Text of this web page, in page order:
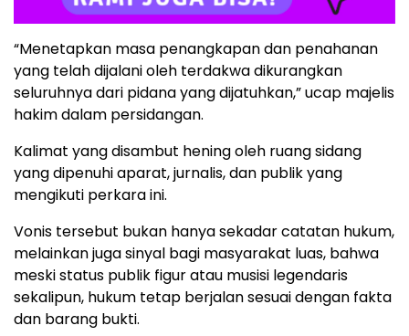
“Menetapkan masa penangkapan dan penahanan
yang telah dijalani oleh terdakwa dikurangkan
seluruhnya dari pidana yang dijatuhkan,” ucap majelis
hakim dalam persidangan.
Kalimat yang disambut hening oleh ruang sidang
yang dipenuhi aparat, jurnalis, dan publik yang
mengikuti perkara ini.
Vonis tersebut bukan hanya sekadar catatan hukum,
melainkan juga sinyal bagi masyarakat luas, bahwa
meski status publik figur atau musisi legendaris
sekalipun, hukum tetap berjalan sesuai dengan fakta
dan barang bukti.